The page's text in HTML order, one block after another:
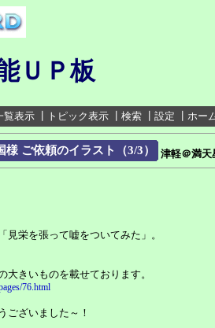
ＵＰ板
覧表示 トピック表示 検索 設定 ホー
ご依頼のイラスト（3/3） 津軽＠満天
見栄を張って嘘をついてみた」。
大きいものを載せております。
76.html
ございました～！